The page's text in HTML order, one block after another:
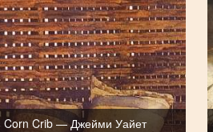
Corn Crib — Джейми Уайет